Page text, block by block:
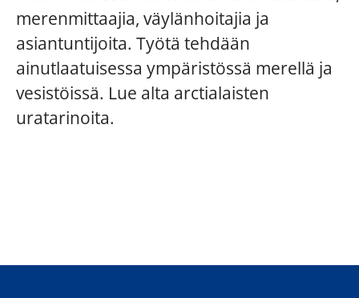
merenmittaajia, väylänhoitajia ja
asiantuntijoita. Työtä tehdään
ainutlaatuisessa ympäristössä merellä ja
vesistöissä. Lue alta arctialaisten
uratarinoita.